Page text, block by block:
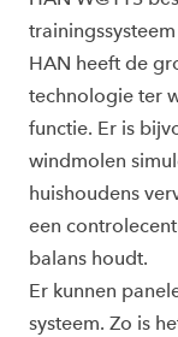
HAN heeft de
technologie ter
functie. Er is
windmolen
huishoudens
een
balans houdt.
Er kunnen
systeem. Zo is